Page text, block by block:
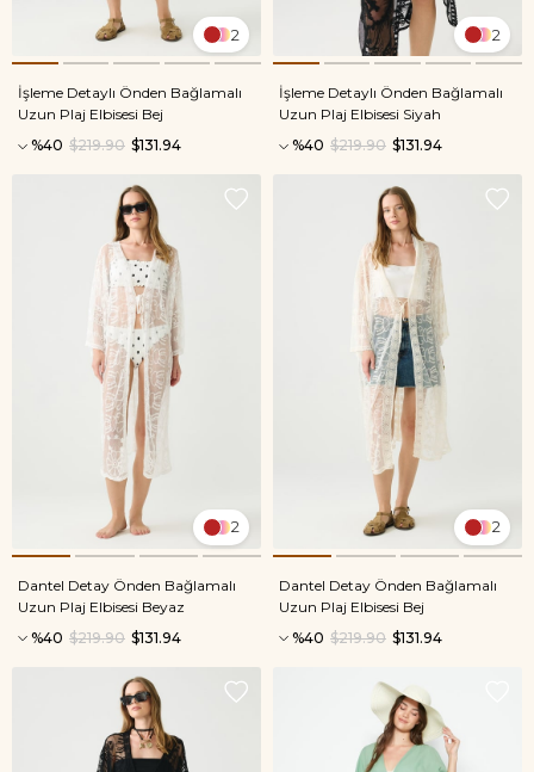
2
İşleme Detaylı Önden Bağlamalı
Uzun Plaj Elbisesi Bej
%40
$131.94
$219.90
2
İşleme Detaylı Önden Bağlamalı
Uzun Plaj Elbisesi Siyah
%40
$131.94
$219.90
2
Dantel Detay Önden Bağlamalı
Uzun Plaj Elbisesi Beyaz
%40
$131.94
$219.90
2
Dantel Detay Önden Bağlamalı
Uzun Plaj Elbisesi Bej
%40
$131.94
$219.90